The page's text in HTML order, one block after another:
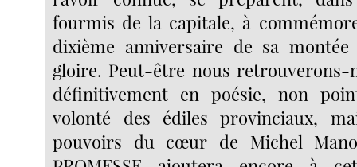
fourmis de la capitale, à
dixième anniversaire de sa
gloire. Peut-être nous retrouverons-
définitivement en poésie, non
volonté des édiles provinciaux,
pouvoirs du cœur de Michel